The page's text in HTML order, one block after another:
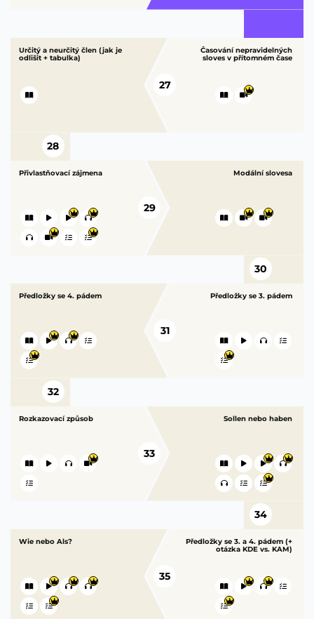
Určitý a neurčitý člen (jak je
odlišit + tabulka)
28
Časování nepravidelných
sloves v přítomném čase
27
Přivlastňovací zájmena
29
Modální slovesa
30
Předložky se 4. pádem
32
Předložky se 3. pádem
31
Rozkazovací způsob
33
Sollen nebo haben
34
Wie nebo Als?
Předložky se 3. a 4. pádem (+
otázka KDE vs. KAM)
35